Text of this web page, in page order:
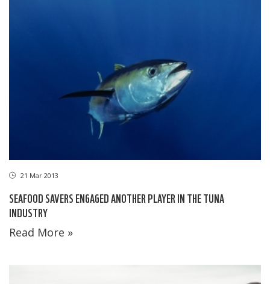
21 Mar 2013
SEAFOOD SAVERS ENGAGED ANOTHER PLAYER IN THE TUNA
INDUSTRY
Read More »